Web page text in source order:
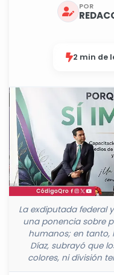
POR
2 min de
La exdiputada federal
una ponencia sobre
humanos; en tanto,
Díaz, subrayó que
colores, ni división